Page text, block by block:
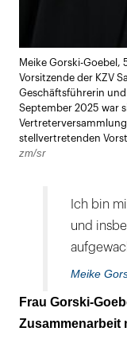
Meike Gorski-Goebel,
Vorsitzende der KZV
Geschäftsführerin
September 2025 war
stellvertretenden
zm/sr
Ich bin
und
Meike
Frau Gorski-
Zusammenarbeit